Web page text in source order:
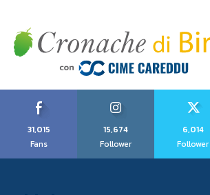
31,015
Fans
15,674
Follower
6,014
Follower